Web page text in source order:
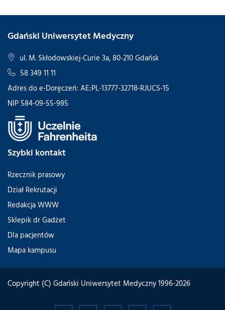
Gdański Uniwersytet Medyczny
ul. M. Skłodowskiej-Curie 3a, 80-210 Gdańsk
58 349 11 11
Adres do e-Doręczeń: AE:PL-13777-32718-RJUCS-15
NIP 584-09-55-985
Szybki kontakt
Rzecznik prasowy
Dział Rekrutacji
Redakcja WWW
Sklepik dr Gadżet
Dla pacjentów
Mapa kampusu
Copyright (C) Gdański Uniwersytet Medyczny 1996-2026